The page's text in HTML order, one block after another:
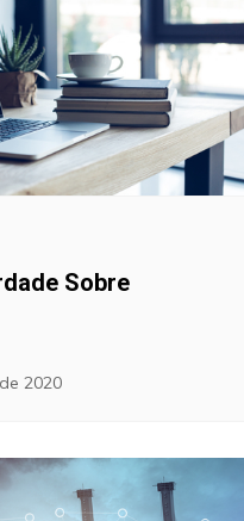
Sobre
2020